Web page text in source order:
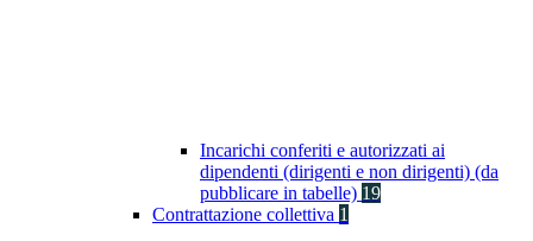
Incarichi conferiti e autorizzati ai
dipendenti (dirigenti e non dirigenti) (da
pubblicare in tabelle) 19
Contrattazione collettiva 1